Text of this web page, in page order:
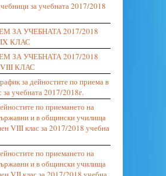
за учебната 2017/2018
ЗА УЧЕБНАТА 2017/2018
КЛАС
ЗА УЧЕБНАТА 2017/2018
КЛАС
за дейностите по приема в
учебната 2017/2018г.
по приемането на
и в общински училища
VIII клас за 2017/2018 учебна
по приемането на
и в общински училища